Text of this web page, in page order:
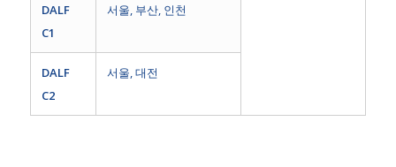
DALF
C1
서울, 부산, 인천
DALF
C2
서울,대전